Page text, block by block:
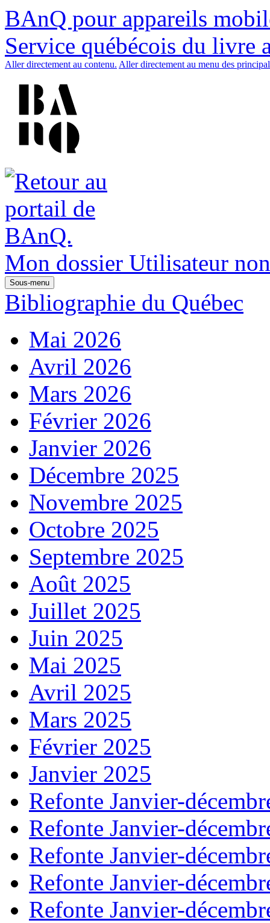
BAnQ pour appareils
Service québécois du livre
Aller directement au contenu. Aller directement au menu des
Mon dossier Utilisateur
Sous-menu
Bibliographie du Québec
Mai 2026
Avril 2026
Mars 2026
Février 2026
Janvier 2026
Décembre 2025
Novembre 2025
Octobre 2025
Septembre 2025
Août 2025
Juillet 2025
Juin 2025
Mai 2025
Avril 2025
Mars 2025
Février 2025
Janvier 2025
Refonte Janvier-
Refonte Janvier-
Refonte Janvier-
Refonte Janvier-
Refonte Janvier-